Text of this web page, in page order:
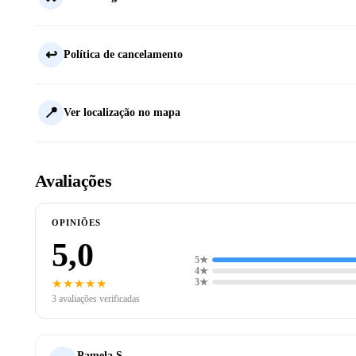
↩️ Política de cancelamento
📍 Ver localização no mapa
Avaliações
OPINIÕES
5,0
★★★★★
3 avaliações verificadas
5★
4★
3★